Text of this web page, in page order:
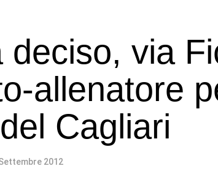
deciso, via
allenatore
Cagliari
2012